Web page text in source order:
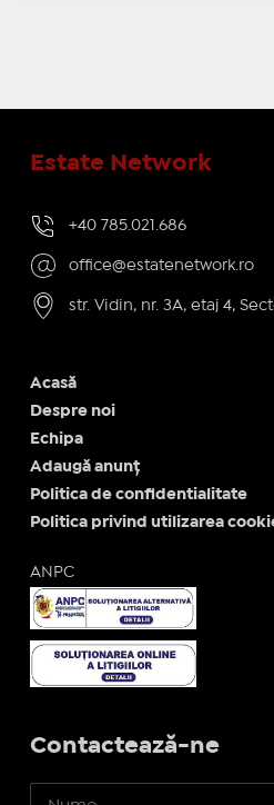
Estate Network
+40 785.021.686
office@estatenetwork.ro
str. Vidin, nr. 3A, etaj 4,
Acasă
Despre noi
Echipa
Adaugă anunț
Politica de confidentialitate
Politica privind utilizarea
ANPC
Contactează-ne